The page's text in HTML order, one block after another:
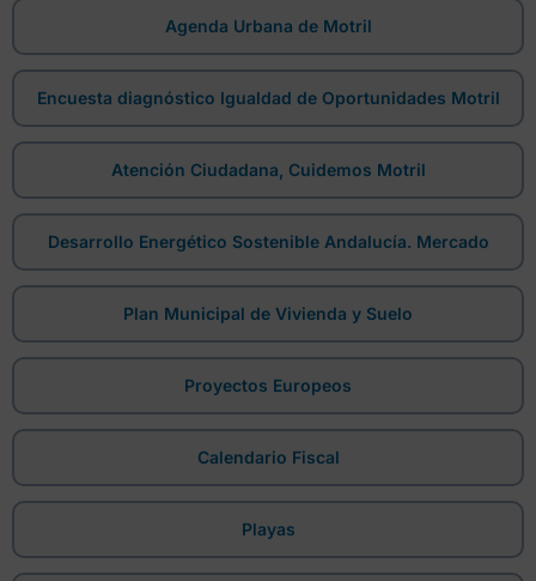
Agenda Urbana de Motril
Encuesta diagnóstico Igualdad de Oportunidades Motril
Atención Ciudadana, Cuidemos Motril
Desarrollo Energético Sostenible Andalucía. Mercado
Plan Municipal de Vivienda y Suelo
Proyectos Europeos
Calendario Fiscal
Playas